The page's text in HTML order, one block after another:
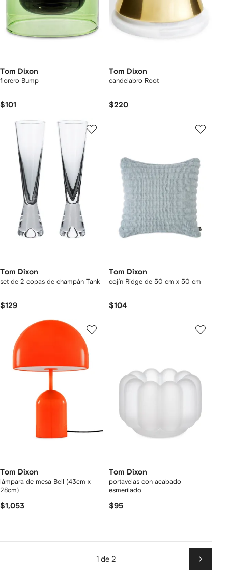
Tom Dixon
florero Bump
$101
Tom Dixon
candelabro Root
$220
Tom Dixon
set de 2 copas de champán Tank
$129
Tom Dixon
cojín Ridge de 50 cm x 50 cm
$104
Tom Dixon
lámpara de mesa Bell (43cm x
28cm)
$1,053
Tom Dixon
portavelas con acabado
esmerilado
$95
1 de 2